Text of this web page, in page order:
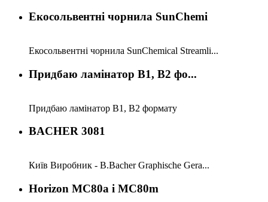
Екосольвентні чорнила SunChemi
Екосольвентні чорнила SunChemical Streamli...
Придбаю ламінатор B1, B2 фо...
Придбаю ламінатор B1, B2 формату
BACHER 3081
Київ Виробник - B.Bacher Graphische Gera...
Horizon MC80a i MC80m